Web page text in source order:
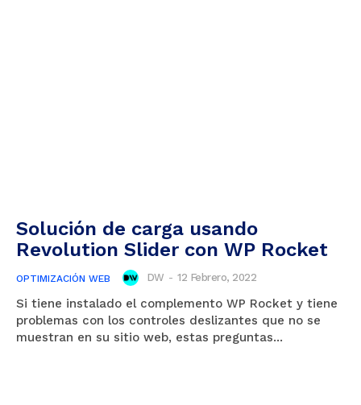
Solución de carga usando
Revolution Slider con WP Rocket
OPTIMIZACIÓN WEB DW - 12 Febrero, 2022
Si tiene instalado el complemento WP Rocket y tiene
problemas con los controles deslizantes que no se
muestran en su sitio web, estas preguntas...